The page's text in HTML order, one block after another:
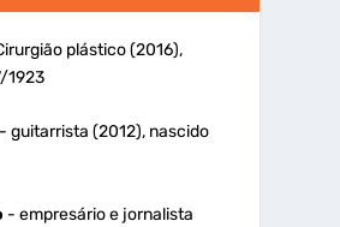
plástico (2016),
1923
guitarrista (2012), nascido
- empresário e jornalista